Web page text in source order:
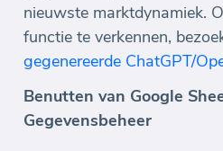
nieuwste marktdynamiek.
functie te verkennen,
gegenereerde ChatGPT/
Benutten van Google
Gegevensbeheer